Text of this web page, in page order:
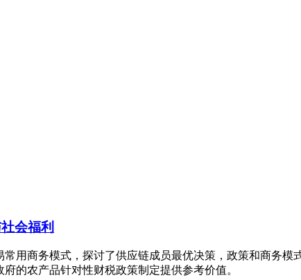
会福利
用商务模式，探讨了供应链成员最优决策，政策和商务
的农产品针对性财税政策制定提供参考价值。